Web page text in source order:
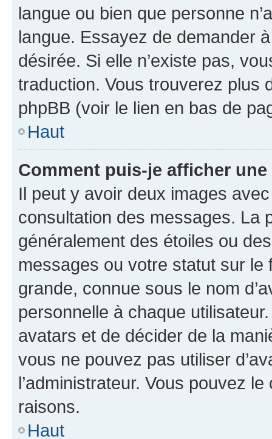
langue ou bien que personne
langue. Essayez de demander
désirée. Si elle n’existe pas,
traduction. Vous trouverez plus
phpBB (voir le lien en bas de
Haut
Comment puis-je afficher
Il peut y avoir deux images
consultation des messages. La
généralement des étoiles ou
messages ou votre statut sur
grande, connue sous le nom
personnelle à chaque utilisateur.
avatars et de décider de la
vous ne pouvez pas utiliser
l’administrateur. Vous pouvez
raisons.
Haut